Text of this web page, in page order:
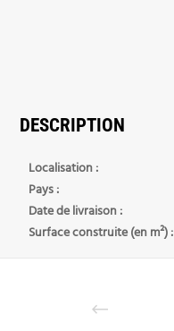
DESCRIPTION
Localisation :
Pays :
Date de livraison :
Surface construite (en m²) :